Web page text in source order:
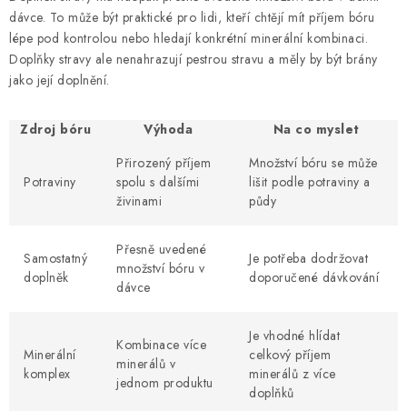
dávce. To může být praktické pro lidi, kteří chtějí mít příjem bóru
lépe pod kontrolou nebo hledají konkrétní minerální kombinaci.
Doplňky stravy ale nenahrazují pestrou stravu a měly by být brány
jako její doplnění.
Zdroj bóru Výhoda Na co myslet
Potraviny
Přirozený příjem
spolu s dalšími
živinami
Množství bóru se může
lišit podle potraviny a
půdy
Samostatný
doplněk
Přesně uvedené
množství bóru v
dávce
Je potřeba dodržovat
doporučené dávkování
Minerální
komplex
Kombinace více
minerálů v
jednom produktu
Je vhodné hlídat
celkový příjem
minerálů z více
doplňků